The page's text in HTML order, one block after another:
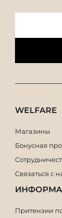
WELFARE
Магазины
Бонусная
Связаться с
Притензии